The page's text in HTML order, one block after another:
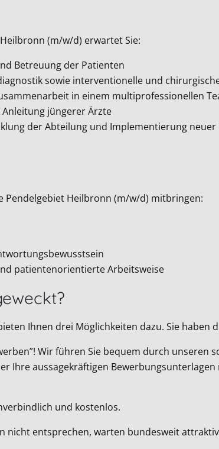
(m/w/d) erwartet Sie:
Betreuung der Patienten
sowie interventionelle und
in einem multiprofessionellen
jüngerer Ärzte
der Abteilung und Implementierung
Pendelgebiet Heilbronn (m/w/d) mitbringen:
patientenorientierte Arbeitsweise
Ihnen drei Möglichkeiten dazu. Sie haben
Wir führen Sie bequem durch unseren
Ihre aussagekräftigen
und kostenlos.
nicht entsprechen, warten bundesweit